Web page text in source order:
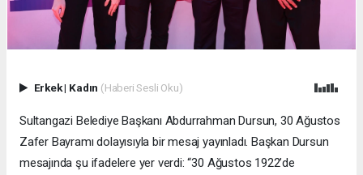
Erkek| Kadın (Haberi Sesli Oku)
Sultangazi Belediye Başkanı Abdurrahman Dursun, 30 Ağustos
Zafer Bayramı dolayısıyla bir mesaj yayınladı. Başkan Dursun
mesajında şu ifadelere yer verdi: “30 Ağustos 1922’de